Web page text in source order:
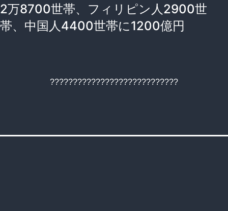
2万8700世帯、フィリピン人2900世
帯、中国人4400世帯に1200億円
????????????????????????????